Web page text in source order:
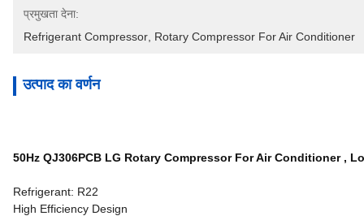
प्रमुखता देना:
Refrigerant Compressor Rotary Compressor For Air Conditioner
उत्पाद का वर्णन
50Hz QJ306PCB LG Rotary Compressor For Air Conditioner ,
Refrigerant: R22
High Efficiency Design